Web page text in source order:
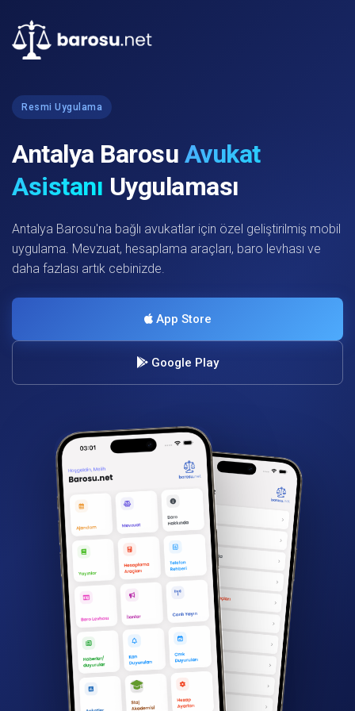
Resmi Uygulama
Antalya Barosu Avukat
Asistanı Uygulaması
Antalya Barosu'na bağlı avukatlar için özel geliştirilmiş mobil
uygulama. Mevzuat, hesaplama araçları, baro levhası ve
daha fazlası artık cebinizde.
App Store
Google Play